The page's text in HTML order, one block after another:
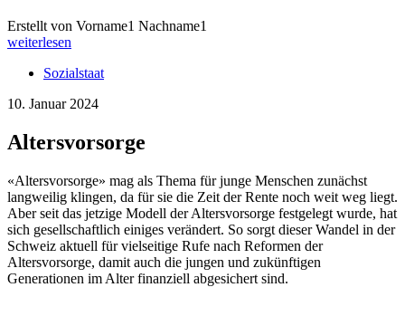
Erstellt von Vorname1 Nachname1
weiterlesen
Sozialstaat
10. Januar 2024
Altersvorsorge
«Altersvorsorge» mag als Thema für junge Menschen zunächst
langweilig klingen, da für sie die Zeit der Rente noch weit weg liegt.
Aber seit das jetzige Modell der Altersvorsorge festgelegt wurde, hat
sich gesellschaftlich einiges verändert. So sorgt dieser Wandel in der
Schweiz aktuell für vielseitige Rufe nach Reformen der
Altersvorsorge, damit auch die jungen und zukünftigen
Generationen im Alter finanziell abgesichert sind.